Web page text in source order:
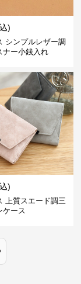
)
シンプルレザー調
ナー小銭入れ
)
上質スエード調三
ケース